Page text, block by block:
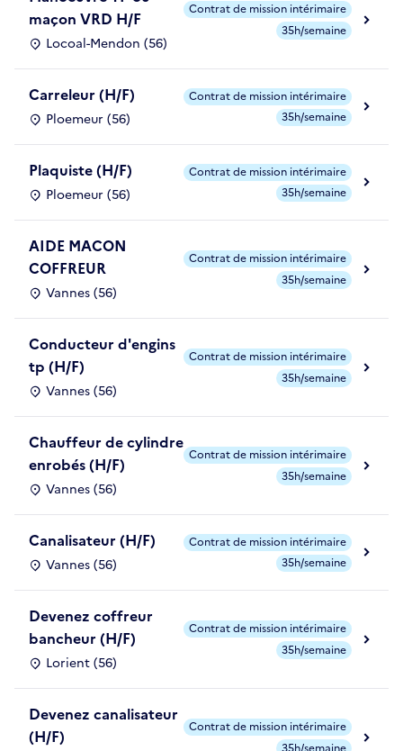
maçon VRD H/F
Locoal-Mendon (56)
Contrat de mission intérimaire
35h/semaine
Carreleur (H/F)
Ploemeur (56)
Contrat de mission intérimaire
35h/semaine
Plaquiste (H/F)
Ploemeur (56)
Contrat de mission intérimaire
35h/semaine
AIDE MACON
COFFREUR
Vannes (56)
Contrat de mission intérimaire
35h/semaine
Conducteur d'engins
tp (H/F)
Vannes (56)
Contrat de mission intérimaire
35h/semaine
Chauffeur de cylindre
enrobés (H/F)
Vannes (56)
Contrat de mission intérimaire
35h/semaine
Canalisateur (H/F)
Vannes (56)
Contrat de mission intérimaire
35h/semaine
Devenez coffreur
bancheur (H/F)
Lorient (56)
Contrat de mission intérimaire
35h/semaine
Devenez canalisateur
(H/F)
Contrat de mission intérimaire